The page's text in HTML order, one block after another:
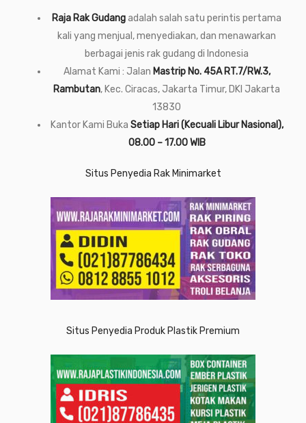
Raja Rak Gudangadalah salah satu perintis pertama
kali yang menjual, menyediakan, dan menawarkan
berbagai jenis rak gudang di Indonesia
Alamat Kami : Jalan Mastrip No. 45A RT.7/RW.3,
Rambutan, Kec. Ciracas, Jakarta Timur, DKI Jakarta
13830
Kantor Kami Buka Setiap Hari (Kecuali Libur Nasional),
08.00 – 17.00 WIB
Situs Penyedia Rak Minimarket
Situs Penyedia Produk Plastik Premium